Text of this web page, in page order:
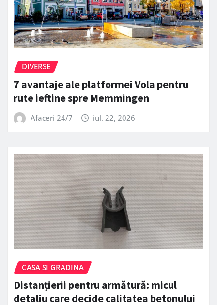
DIVERSE
7 avantaje ale platformei Vola pentru
rute ieftine spre Memmingen
Afaceri 24/7 iul. 22, 2026
CASA SI GRADINA
Distanțierii pentru armătură: micul
detaliu care decide calitatea betonului